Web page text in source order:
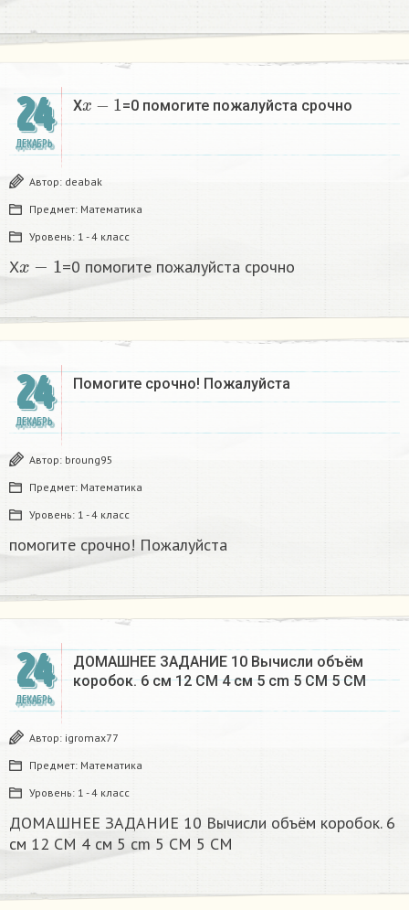
24
ДЕКАБРЬ
X
x−1
=0 помогите пожалуйста срочно
Автор: deabak
Предмет: Математика
Уровень: 1 - 4 класс
X =0 помогите пожалуйста срочно
24
ДЕКАБРЬ
Помогите срочно! Пожалуйста
Автор: broung95
Предмет: Математика
Уровень: 1 - 4 класс
помогите срочно! Пожалуйста
24
ДЕКАБРЬ
ДОМАШНЕЕ ЗАДАНИЕ 10 Вычисли объём
коробок. 6 см 12 CM 4 см 5 cm 5 CM 5 CM​
Автор: igromax77
Предмет: Математика
Уровень: 1 - 4 класс
ДОМАШНЕЕ ЗАДАНИЕ 10 Вычисли объём коробок. 6
см 12 CM 4 см 5 cm 5 CM 5 CM​